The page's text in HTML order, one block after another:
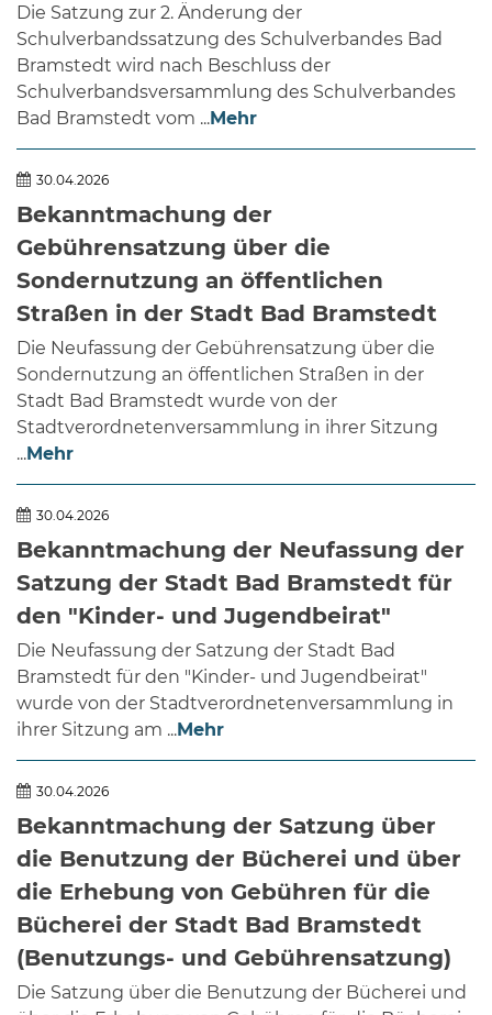
Die Satzung zur 2. Änderung der
Schulverbandssatzung des Schulverbandes Bad
Bramstedt wird nach Beschluss der
Schulverbandsversammlung des Schulverbandes
Bad Bramstedt vom ...Mehr
30.04.2026
Bekanntmachung der
Gebührensatzung über die
Sondernutzung an öffentlichen
Straßen in der Stadt Bad Bramstedt
Die Neufassung der Gebührensatzung über die
Sondernutzung an öffentlichen Straßen in der
Stadt Bad Bramstedt wurde von der
Stadtverordnetenversammlung in ihrer Sitzung
...Mehr
30.04.2026
Bekanntmachung der Neufassung der
Satzung der Stadt Bad Bramstedt für
den "Kinder- und Jugendbeirat"
Die Neufassung der Satzung der Stadt Bad
Bramstedt für den "Kinder- und Jugendbeirat"
wurde von der Stadtverordnetenversammlung in
ihrer Sitzung am ...Mehr
30.04.2026
Bekanntmachung der Satzung über
die Benutzung der Bücherei und über
die Erhebung von Gebühren für die
Bücherei der Stadt Bad Bramstedt
(Benutzungs- und Gebührensatzung)
Die Satzung über die Benutzung der Bücherei und